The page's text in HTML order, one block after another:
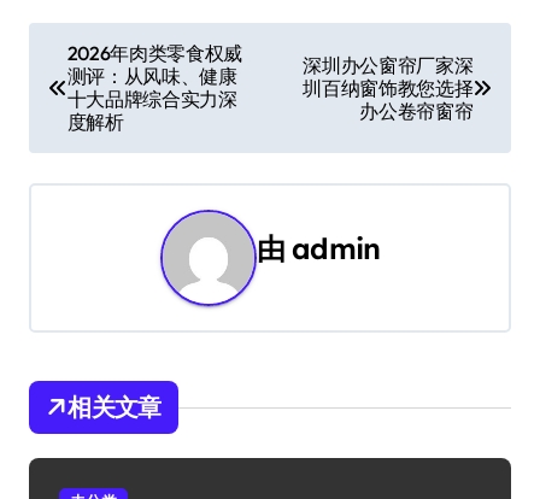
章
导
航
2026年肉类零食权威
测评：从风味、健康
十大品牌综合实力深
度解析
深圳办公窗帘厂家深
圳百纳窗饰教您选择
办公卷帘窗帘
由admin
相关文章